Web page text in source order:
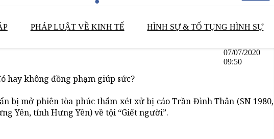
PHÁP LUẬT VỀ KINH TẾ HÌNH SỰ & TỐ TỤNG HÌNH SỰ
07/07/2020
09:50
hay không đồng phạm giúp sức?
bị mở phiên tòa phúc thẩm xét xử bị cáo Trần Đình Thân (SN 1980,
Yên, tỉnh Hưng Yên) về tội “Giết người”.